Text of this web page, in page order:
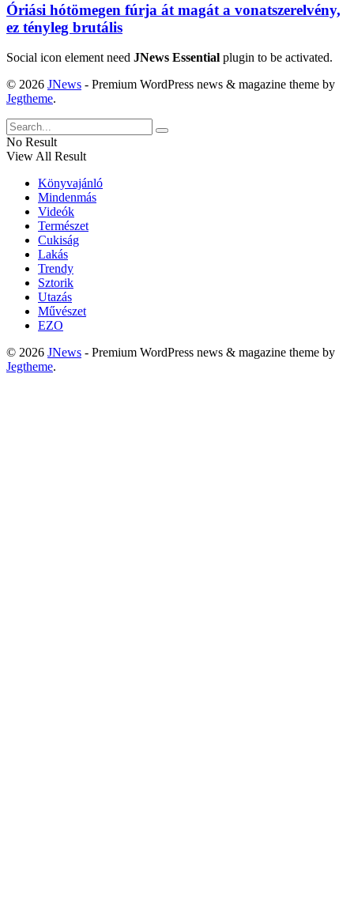
Óriási hótömegen fúrja át magát a vonatszerelvény,
ez tényleg brutális
Social icon element need JNews Essential plugin to be activated.
© 2026 JNews - Premium WordPress news & magazine theme by
Jegtheme.
No Result
View All Result
Könyvajánló
Mindenmás
Videók
Természet
Cukiság
Lakás
Trendy
Sztorik
Utazás
Művészet
EZO
© 2026 JNews - Premium WordPress news & magazine theme by
Jegtheme.